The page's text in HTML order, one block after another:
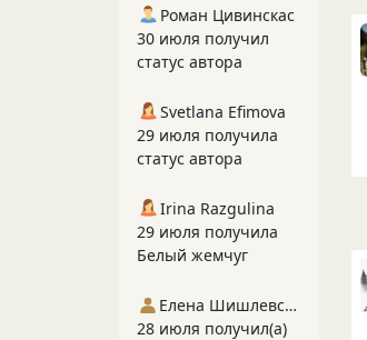
Роман Цивинскас
30 июля получил
статус автора
Svetlana Efimova
29 июля получила
статус автора
Irina Razgulina
29 июля получила
Белый жемчуг
Елена Шишлевская
28 июля получил(а)